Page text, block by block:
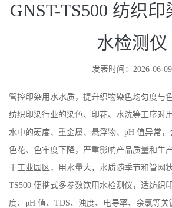
GNST-TS500 纺织
水检测仪
发表时间：2026-06-09
管控印染用水水质，提升织物染色均匀度与
纺织印染行业的染色、印花、水洗等工序对
水中的硬度、重金属、悬浮物、pH 值异常，
色花、色牢度下降，严重影响产品质量和生
于工业园区，用水量大，水质随季节和管网
TS500 便携式多参数饮用水检测仪，适纺织
度、pH 值、TDS、浊度、电导率、余氯等关